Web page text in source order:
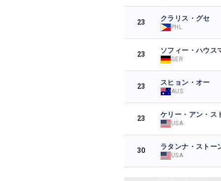
23 クラリス・グセ
PHL
23 ソフィー・ハウス
GER
23 スヒョン・オー
AUS
23 ケリー・アン・ス
USA
30 ラタンナ・ストー
USA